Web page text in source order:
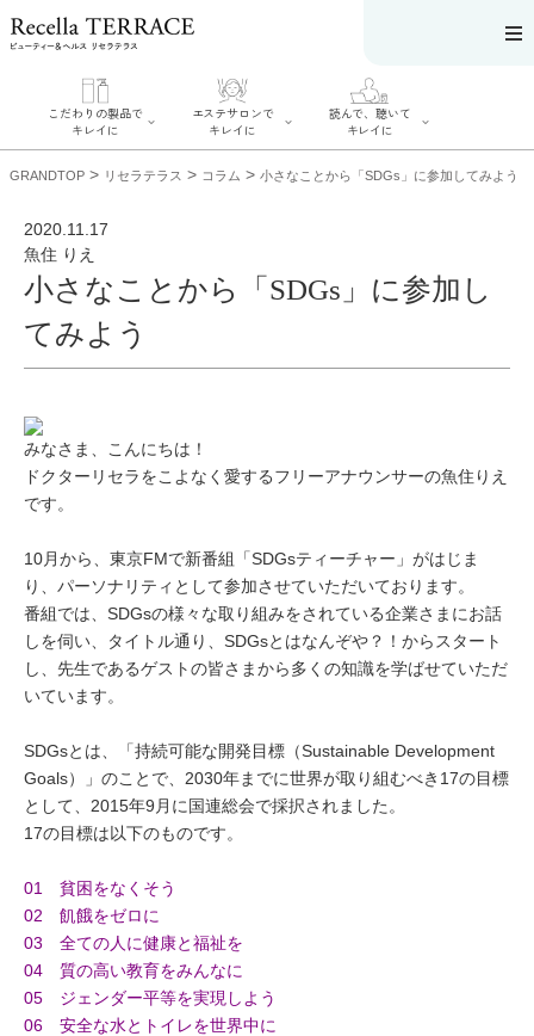
こだわりの製品で
キレイに
こだわりの製品
でキレイに
SERIES#01 私た
SERIES#02 水へ
添加化粧品につ
いて
エステサロンで
キレイに
エステサロンで
を探す
リフティング認
定とは？
肌改善のプロと
は？
読んで、聴いて
キレイに
読んで、聴いてキ
ル
を探す
ニキビ 日焼け 首
言
コラム
GRANDTOP > リセラテラス > コラム > 小さなことから「SDGs」に参加してみよう
2020.11.17
魚住 りえ
小さなことから「SDGs」に参加し
てみよう
みなさま、こんにちは！
ドクターリセラをこよなく愛するフリーアナウンサーの魚住りえ
です。
10月から、東京FMで新番組「SDGsティーチャー」がはじま
り、パーソナリティとして参加させていただいております。
番組では、SDGsの様々な取り組みをされている企業さまにお話
しを伺い、タイトル通り、SDGsとはなんぞや？！からスタート
し、先生であるゲストの皆さまから多くの知識を学ばせていただ
いています。
SDGsとは、「持続可能な開発目標（Sustainable Development
Goals）」のことで、2030年までに世界が取り組むべき17の目標
として、2015年9月に国連総会で採択されました。
17の目標は以下のものです。
01 貧困をなくそう
02 飢餓をゼロに
03 全ての人に健康と福祉を
04 質の高い教育をみんなに
05 ジェンダー平等を実現しよう
06 安全な水とトイレを世界中に